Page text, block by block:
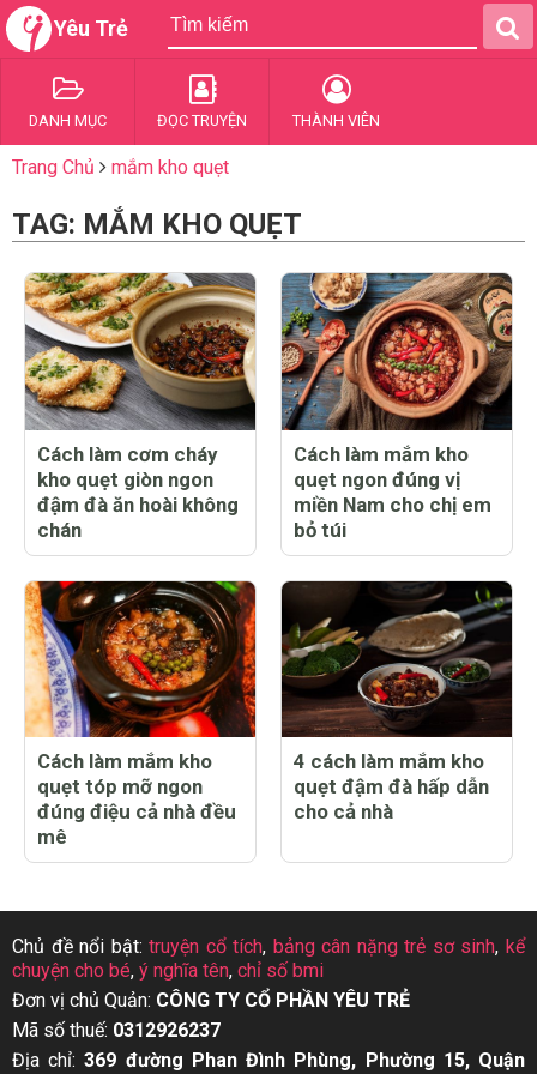
Yêu Trẻ
DANH MỤC ĐỌC TRUYỆN THÀNH VIÊN
Trang Chủ mắm kho quẹt
TAG: MẮM KHO QUẸT
Cách làm cơm cháy
kho quẹt giòn ngon
đậm đà ăn hoài không
chán
Cách làm mắm kho
quẹt ngon đúng vị
miền Nam cho chị em
bỏ túi
Cách làm mắm kho
quẹt tóp mỡ ngon
đúng điệu cả nhà đều
mê
4 cách làm mắm kho
quẹt đậm đà hấp dẫn
cho cả nhà
Chủ đề nổi bật:truyện cổ tích, bảng cân nặng trẻ sơ sinh,kể
chuyện cho bé, ý nghĩa tên, chỉ số bmi
Đơn vị chủ Quản: CÔNG TY CỔ PHẦN YÊU TRẺ
Mã số thuế: 0312926237
Địa chỉ:369 đường Phan Đình Phùng, Phường 15, Quận